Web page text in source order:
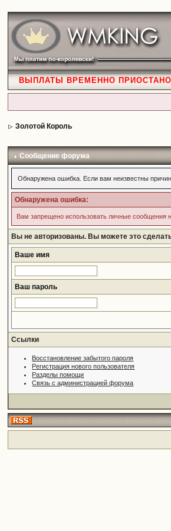
ВЫПЛАТЫ ВРЕМЕННО
Золотой Король
Сообщение форума
Обнаружена ошибка. Если вам неизвестны
Обнаружена ошибка:
Вам запрещено использовать личные сообщения
Вы не авторизованы. Вы можете это
Ваше имя
Ваш пароль
Ссылки
Восстановление забытого пароля
Регистрация нового пользователя
Разделы помощи
Связь с администрацией форума